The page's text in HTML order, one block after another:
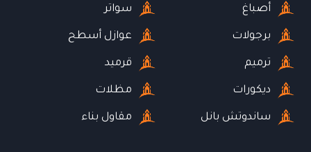
أصباغ
برجولات
ترميم
ديكورات
ساندوتش بانل
سواتر
عوازل أسطح
قرميد
مظلات
مقاول بناء